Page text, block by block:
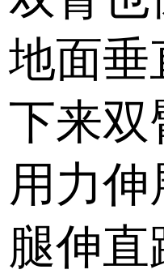
地面垂
下来双
用力伸
腿伸直